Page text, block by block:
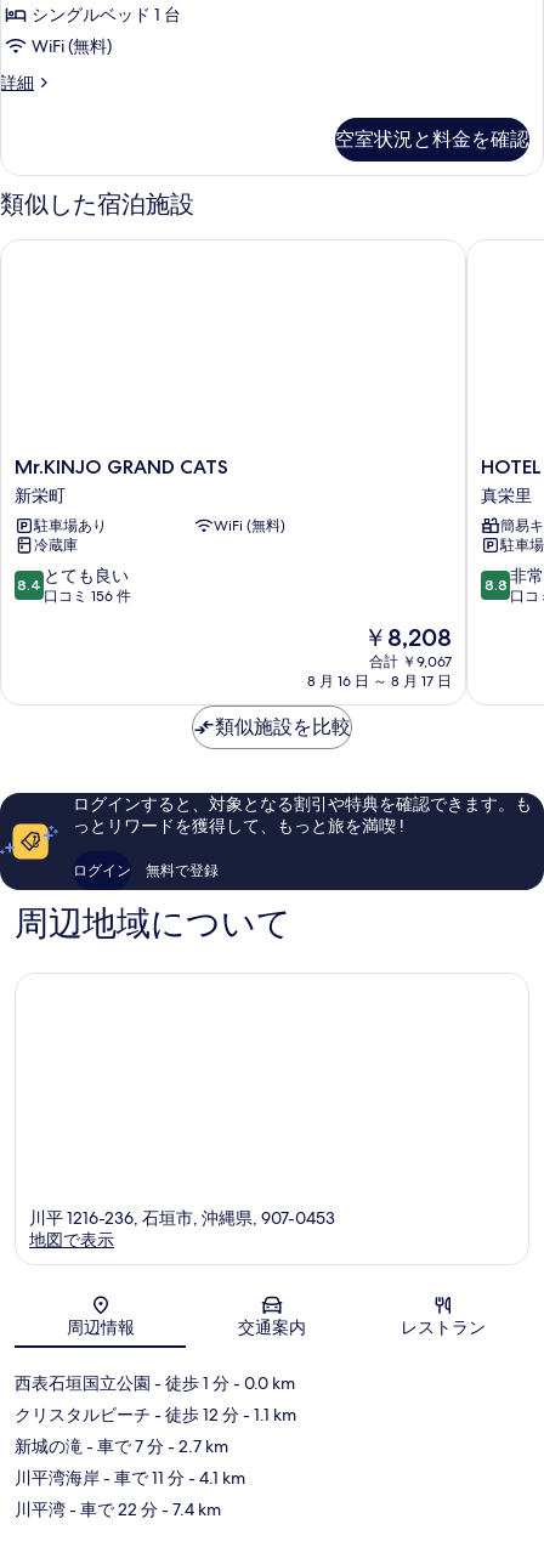
シングルベッド 1 台
WiFi (無料)
詳細
ツ
ー
ム,
禁
(ユ
空室状況と料金を確認
類似した宿泊施設
Mr.KINJO
GRAND
CATS
新
栄
町
Mr.KINJO GRAND CATS
新栄町
駐車場あり
WiFi (無料)
冷蔵庫
10
段
て
口
ミ
156
の
口
ミ
8.4 とても良い
口コミ 156 件
現
在
の
￥8,208
合計 ￥9,067
8 月 16 日 ～ 8 月 17 日
Mr.KINJO GRAND CATS
HOTEL
石
垣
島
2020
真
栄
真栄里
簡易
駐車
10
段
常
口
コ
8.8 非
口コ
HOTEL
類似施設を比較
ログインすると、対象となる割引や特典を確認できます。も
っとリワードを獲得して、もっと旅を満喫 !
ログイン 無料で登録
周辺地域について
地図
川平 1216-236, 石垣市, 沖縄県, 907-0453
地図で表示
周辺情報 交通案内 レストラン
西表石垣国立公園 - 徒歩 1 分- 0.0 km
クリスタルビーチ - 徒歩 12 分- 1.1 km
新城の滝- 車で 7 分- 2.7 km
川平湾海岸- 車で 11 分- 4.1 km
川平湾- 車で 22 分- 7.4 km